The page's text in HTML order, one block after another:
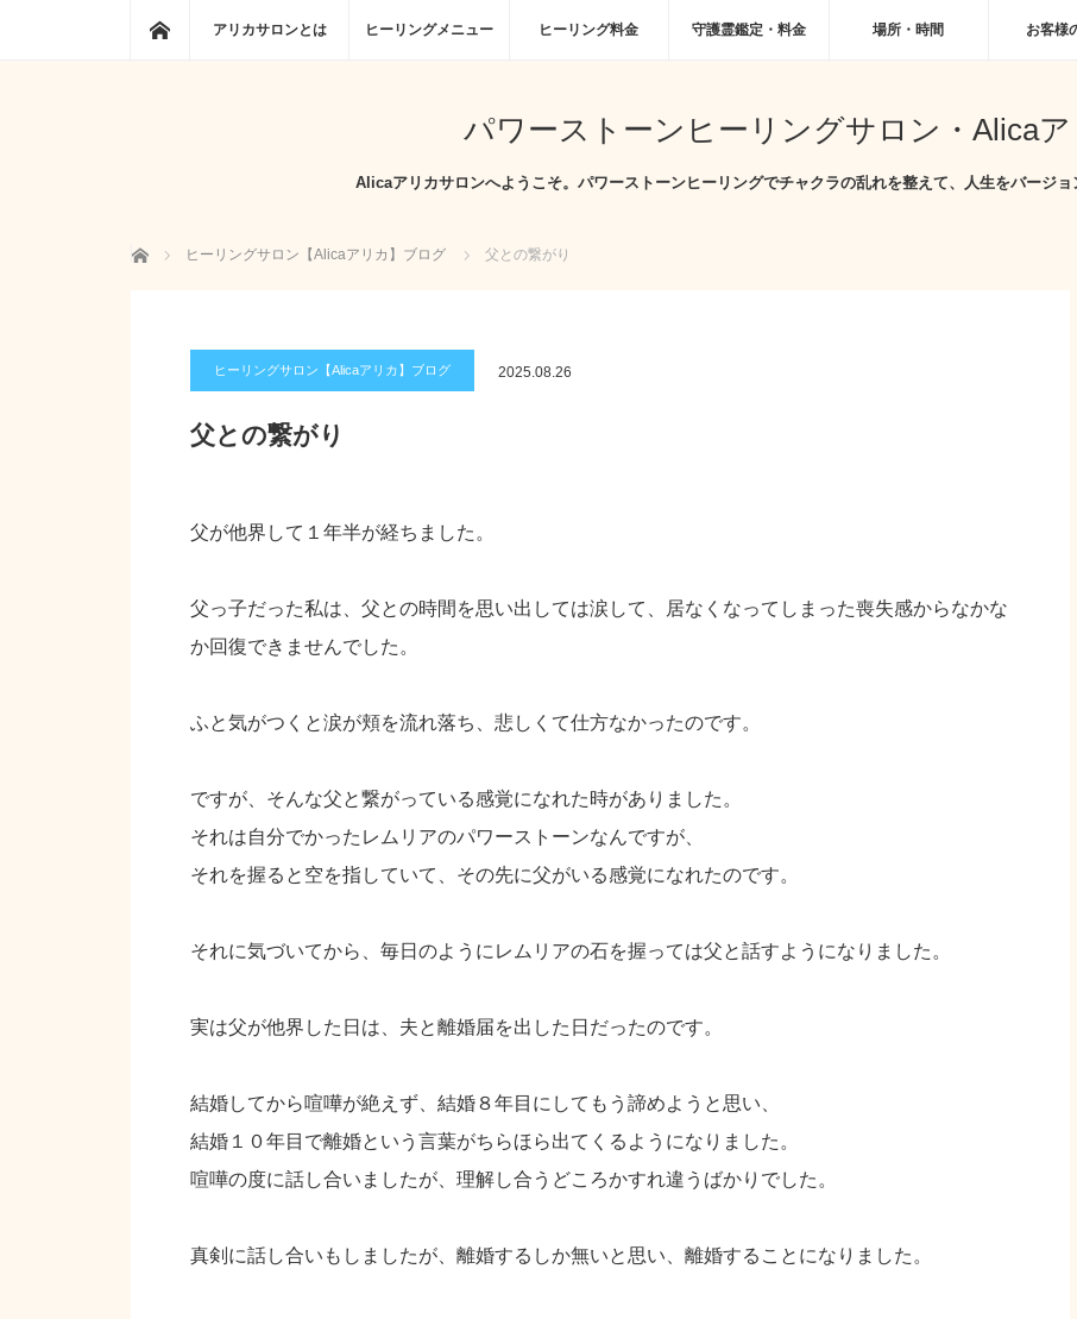
ホーム
アリカサロンとは ヒーリングメニュー ヒーリング料金 守護霊鑑定・料金 場所・時間 お客様
パワーストーンヒーリングサロン・Alicaア
Alicaアリカサロンへようこそ。パワーストーンヒーリングでチャクラの乱れを整えて、人生をバージョ
ホーム ヒーリングサロン【Alicaアリカ】ブログ 父との繋がり
ヒーリングサロン【Alicaアリカ】ブログ 2025.08.26
父との繋がり
父が他界して１年半が経ちました。
父っ子だった私は、父との時間を思い出しては涙して、居なくなってしまった喪失感からなかな
か回復できませんでした。
ふと気がつくと涙が頬を流れ落ち、悲しくて仕方なかったのです。
ですが、そんな父と繋がっている感覚になれた時がありました。
それは自分でかったレムリアのパワーストーンなんですが、
それを握ると空を指していて、その先に父がいる感覚になれたのです。
それに気づいてから、毎日のようにレムリアの石を握っては父と話すようになりました。
実は父が他界した日は、夫と離婚届を出した日だったのです。
結婚してから喧嘩が絶えず、結婚８年目にしてもう諦めようと思い、
結婚１０年目で離婚という言葉がちらほら出てくるようになりました。
喧嘩の度に話し合いましたが、理解し合うどころかすれ違うばかりでした。
真剣に話し合いもしましたが、離婚するしか無いと思い、離婚することになりました。